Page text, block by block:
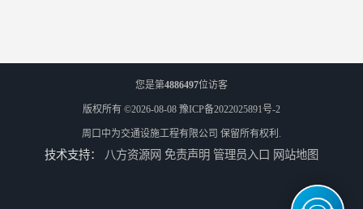
您是第4886497位访客
版权所有 ©2026-08-08 豫ICP备2022025891号-2
周口中为交通设施工程有限公司 保留所有权利.
技术支持： 八方资源网 免责声明 管理员入口 网站地图